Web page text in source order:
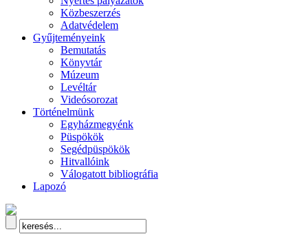
Közbeszerzés
Adatvédelem
Gyűjteményeink
Bemutatás
Könyvtár
Múzeum
Levéltár
Videósorozat
Történelmünk
Egyházmegyénk
Püspökök
Segédpüspökök
Hitvallóink
Válogatott bibliográfia
Lapozó